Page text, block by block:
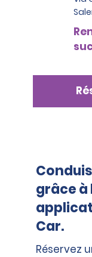
grâce à
Car.
Réservez